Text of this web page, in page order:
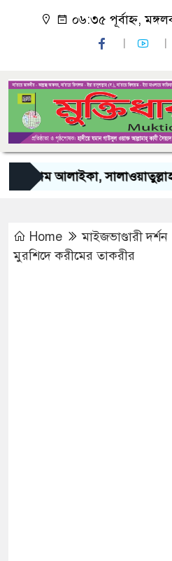
০৬:৩৫ পূর্বাহ্ন,
সালাওয়াতুল্লাহ
Home
মাইজভাণ্ডারী দর্শন
মুরশিদে করীমের তাকরীর